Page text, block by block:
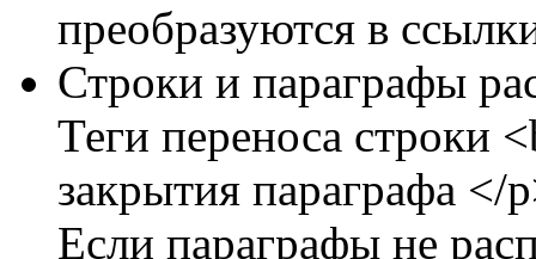
преобразуются в
Строки и параграфы
Теги переноса строки
закрытия параграфа </
Если параграфы не